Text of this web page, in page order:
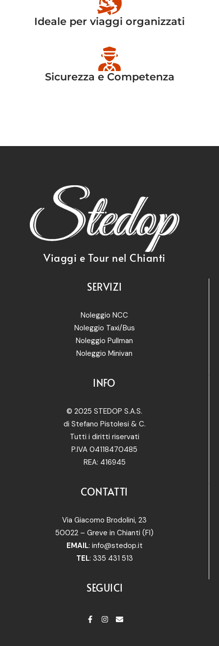
Ideale per viaggi organizzati
Sicurezza e Competenza
Viaggi e Tour nel Chianti
SERVIZI
Noleggio NCC
Noleggio Taxi/Bus
Noleggio Pullman
Noleggio Minivan
INFO
© 2025 STEDOP S.A.S.
di Stefano Pistolesi & C.
Tutti i diritti riservati
P.IVA 04118470485
REA: 416945
CONTATTI
Via Giacomo Brodolini, 23
50022 – Greve in Chianti (FI)
EMAIL: info@stedop.it
TEL: 335 431 513
SEGUICI